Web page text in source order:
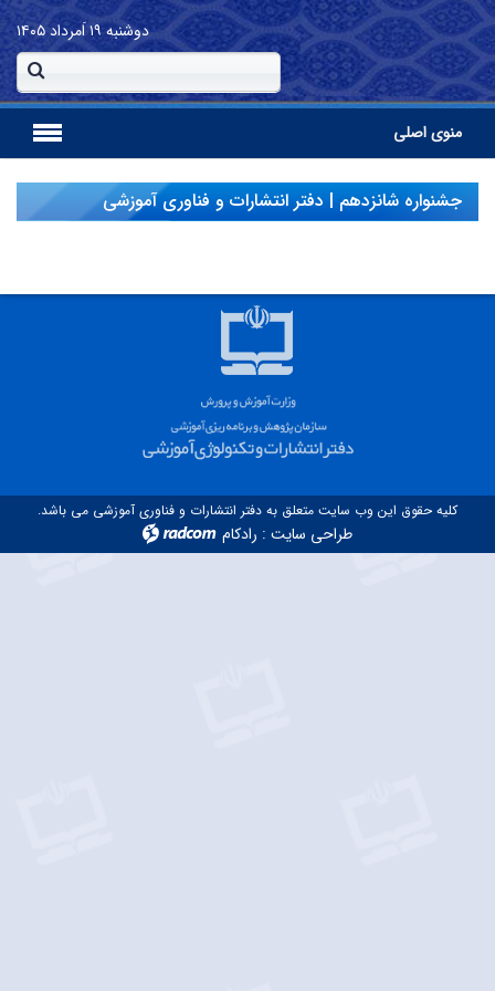
دوشنبه ۱۹ اَمرداد ۱۴۰۵
منوی اصلی
جشنواره شانزدهم | دفتر انتشارات و فناوری آموزشی
کلیه حقوق این وب سایت متعلق به دفتر انتشارات و فناوری آموزشی می باشد.
طراحی سایت : رادکام radcom